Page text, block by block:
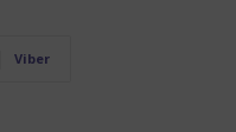
Viber